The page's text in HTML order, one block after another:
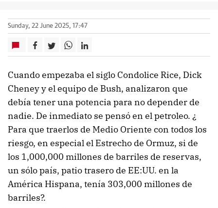
Sunday, 22 June 2025, 17:47
Cuando empezaba el siglo Condolice Rice, Dick
Cheney y el equipo de Bush, analizaron que
debía tener una potencia para no depender de
nadie. De inmediato se pensó en el petroleo. ¿
Para que traerlos de Medio Oriente con todos los
riesgo, en especial el Estrecho de Ormuz, si de
los 1,000,000 millones de barriles de reservas,
un sólo país, patio trasero de EE:UU. en la
América Hispana, tenía 303,000 millones de
barriles?.